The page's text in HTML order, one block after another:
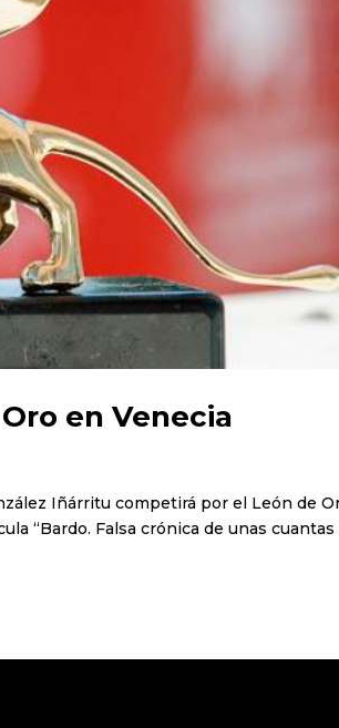
en Venecia
Iñárritu competirá por el León de
“Bardo. Falsa crónica de unas cuantas